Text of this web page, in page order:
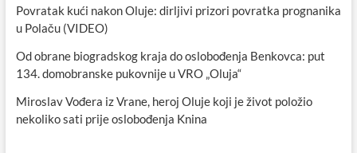
Povratak kući nakon Oluje: dirljivi prizori povratka prognanika
u Polaču (VIDEO)
Od obrane biogradskog kraja do oslobođenja Benkovca: put
134. domobranske pukovnije u VRO „Oluja“
Miroslav Vođera iz Vrane, heroj Oluje koji je život položio
nekoliko sati prije oslobođenja Knina